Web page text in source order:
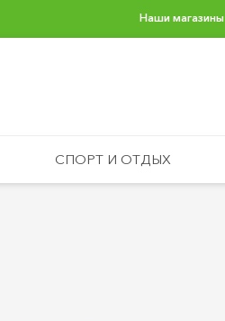
Наши магазины
СПОРТ И ОТДЫХ